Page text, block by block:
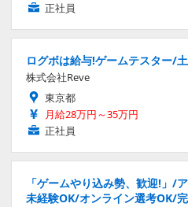
正社員
ログボは給与!ゲームテスター/
株式会社Reve
東京都
月給28万円～35万円
正社員
「ゲームやり込み勢、歓迎!」/
未経験OK/オンライン選考OK/